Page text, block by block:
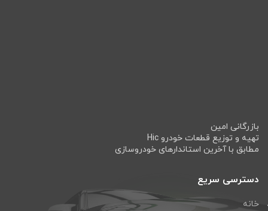
بازرگانی امین
تهیه و توزیع قطعات خودرو Hic
مطابق با آخرین استاندارهای خودروسازی
دسترسی سریع
خانه